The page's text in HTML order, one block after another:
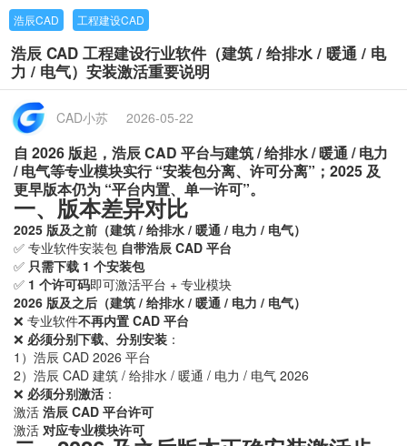
浩辰CAD 工程建设CAD
浩辰 CAD 工程建设行业软件（建筑 / 给排水 / 暖通 / 电
力 / 电气）安装激活重要说明
CAD小苏 2026-05-22
自 2026 版起，浩辰 CAD 平台与建筑 / 给排水 / 暖通 / 电力
/ 电气等专业模块实行 “安装包分离、许可分离”；2025 及
更早版本仍为 “平台内置、单一许可”。
一、版本差异对比
2025 版及之前（建筑 / 给排水 / 暖通 / 电力 / 电气）
✅ 专业软件安装包 自带浩辰 CAD 平台
✅ 只需下载 1 个安装包
✅ 1 个许可码即可激活平台 + 专业模块
2026 版及之后（建筑 / 给排水 / 暖通 / 电力 / 电气）
❌ 专业软件不再内置 CAD 平台
❌ 必须分别下载、分别安装 ：
1）浩辰 CAD 2026 平台
2）浩辰 CAD 建筑 / 给排水 / 暖通 / 电力 / 电气 2026
❌ 必须分别激活 ：
激活 浩辰 CAD 平台许可
激活 对应专业模块许可